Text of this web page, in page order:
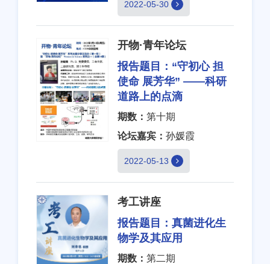
2022-05-30
开物·青年论坛
报告题目： “守初心 担
使命 展芳华” ——科研
道路上的点滴
期数： 第十期
论坛嘉宾： 孙媛霞
2022-05-13
考工讲座
报告题目： 真菌进化生
物学及其应用
期数： 第二期